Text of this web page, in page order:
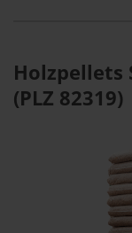
Holzpellets
(PLZ 82319)